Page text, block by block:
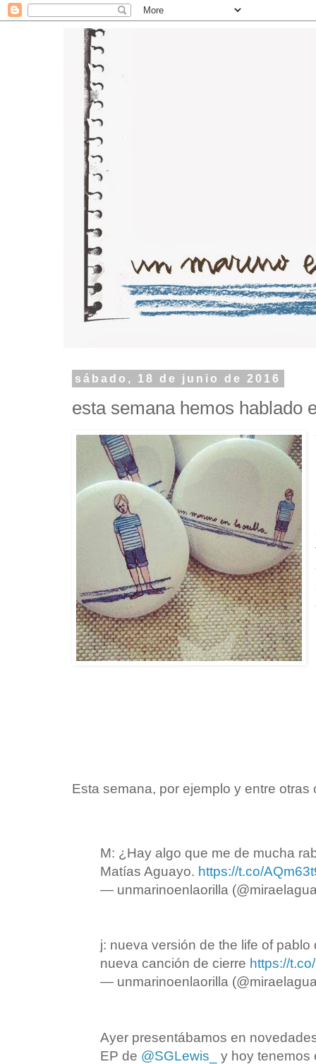
sábado, 18 de junio de 2016
esta semana hemos hablado
Esta semana, por ejemplo y entre
M: ¿Hay algo que me de mucha
Matías Aguayo. https://t.co/
— unmarinoenlaorilla
j: nueva versión de the life of
nueva canción de cierre https://
— unmarinoenlaorilla
Ayer presentábamos en
EP de @SGLewis_
y hoy tenemos